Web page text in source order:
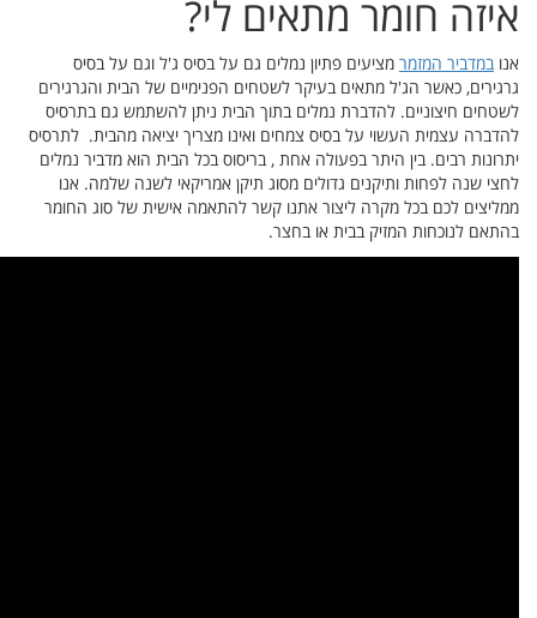
לתרסיס
נמלים
אנו
החומר